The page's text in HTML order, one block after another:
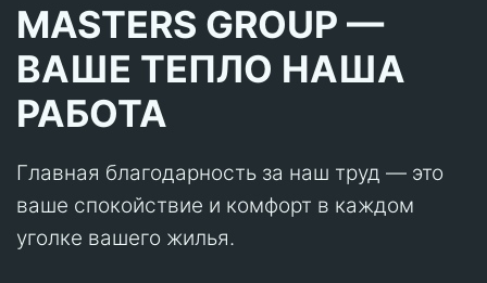
MASTERS GROUP —
ВАШЕ ТЕПЛО НАША
РАБОТА
Главная благодарность за наш труд — это
ваше спокойствие и комфорт в каждом
уголке вашего жилья.